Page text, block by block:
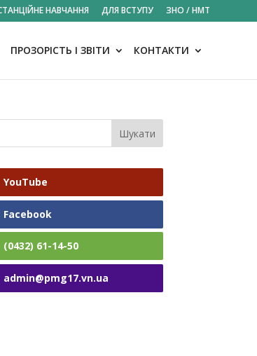
НАВЧАННЯ ДЛЯ ВСТУПУ ЗНО / НМТ
ПРОЗОРІСТЬ І ЗВІТИ КОНТАКТИ
YouTube
Facebook
(0432) 61-14-50
admin@pmg17.vn.ua